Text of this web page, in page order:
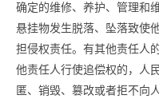
确定的维修、养护、管理和
悬挂物发生脱落、坠落致使
担侵权责任。有其他责任人
他责任人行使追偿权的，人
匿、销毁、篡改或者拒不向